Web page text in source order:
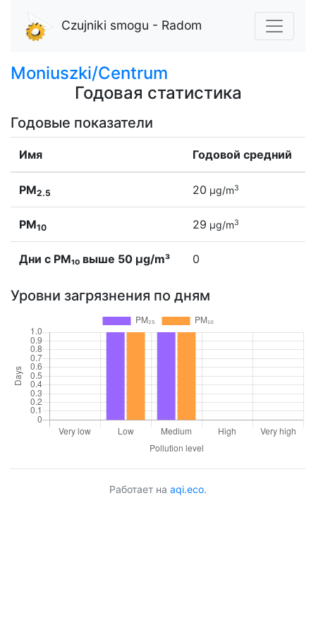
Czujniki smogu - Radom
Moniuszki/Centrum
Годовая статистика
Годовые показатели
Имя Годовой средний
PM2.5 20 µg/m3
PM10 29 µg/m3
Дни с PM₁₀ выше 50 µg/m³ 0
Уровни загрязнения по дням
Работает на aqi.eco.